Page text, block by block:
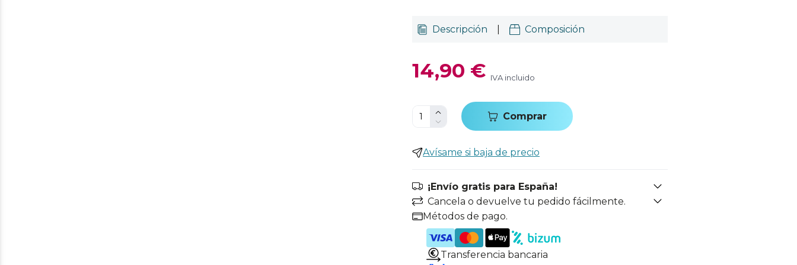
Descripción Composición
14,90 € IVA incluido
Comprar
Avísame si baja de precio
¡Envío gratis para España!
Cancela o devuelve tu pedido fácilmente.
Métodos de pago.
Transferencia bancaria